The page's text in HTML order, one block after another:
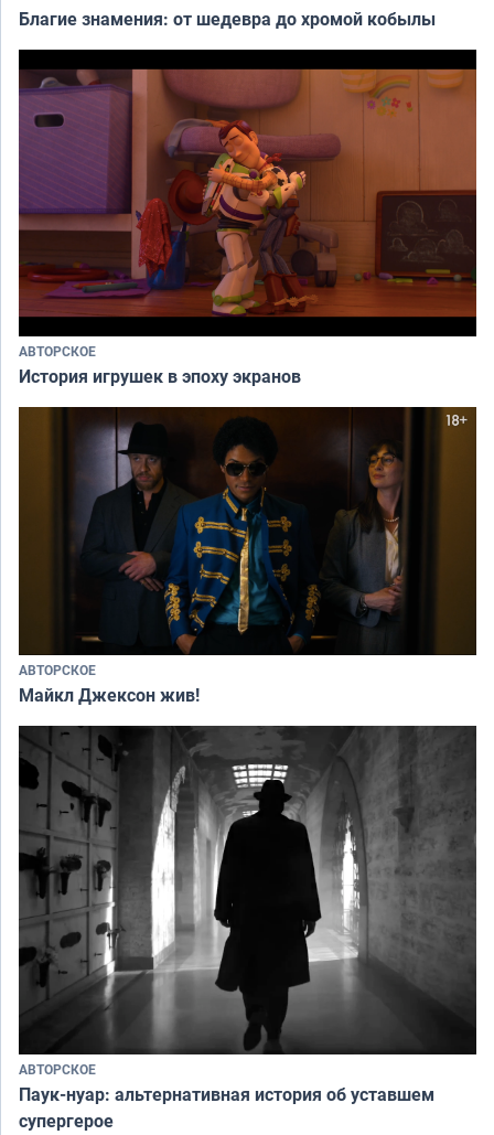
Благие знамения: от шедевра до хромой кобылы
АВТОРСКОЕ
История игрушек в эпоху экранов
АВТОРСКОЕ
Майкл Джексон жив!
АВТОРСКОЕ
Паук-нуар: альтернативная история об уставшем
супергерое